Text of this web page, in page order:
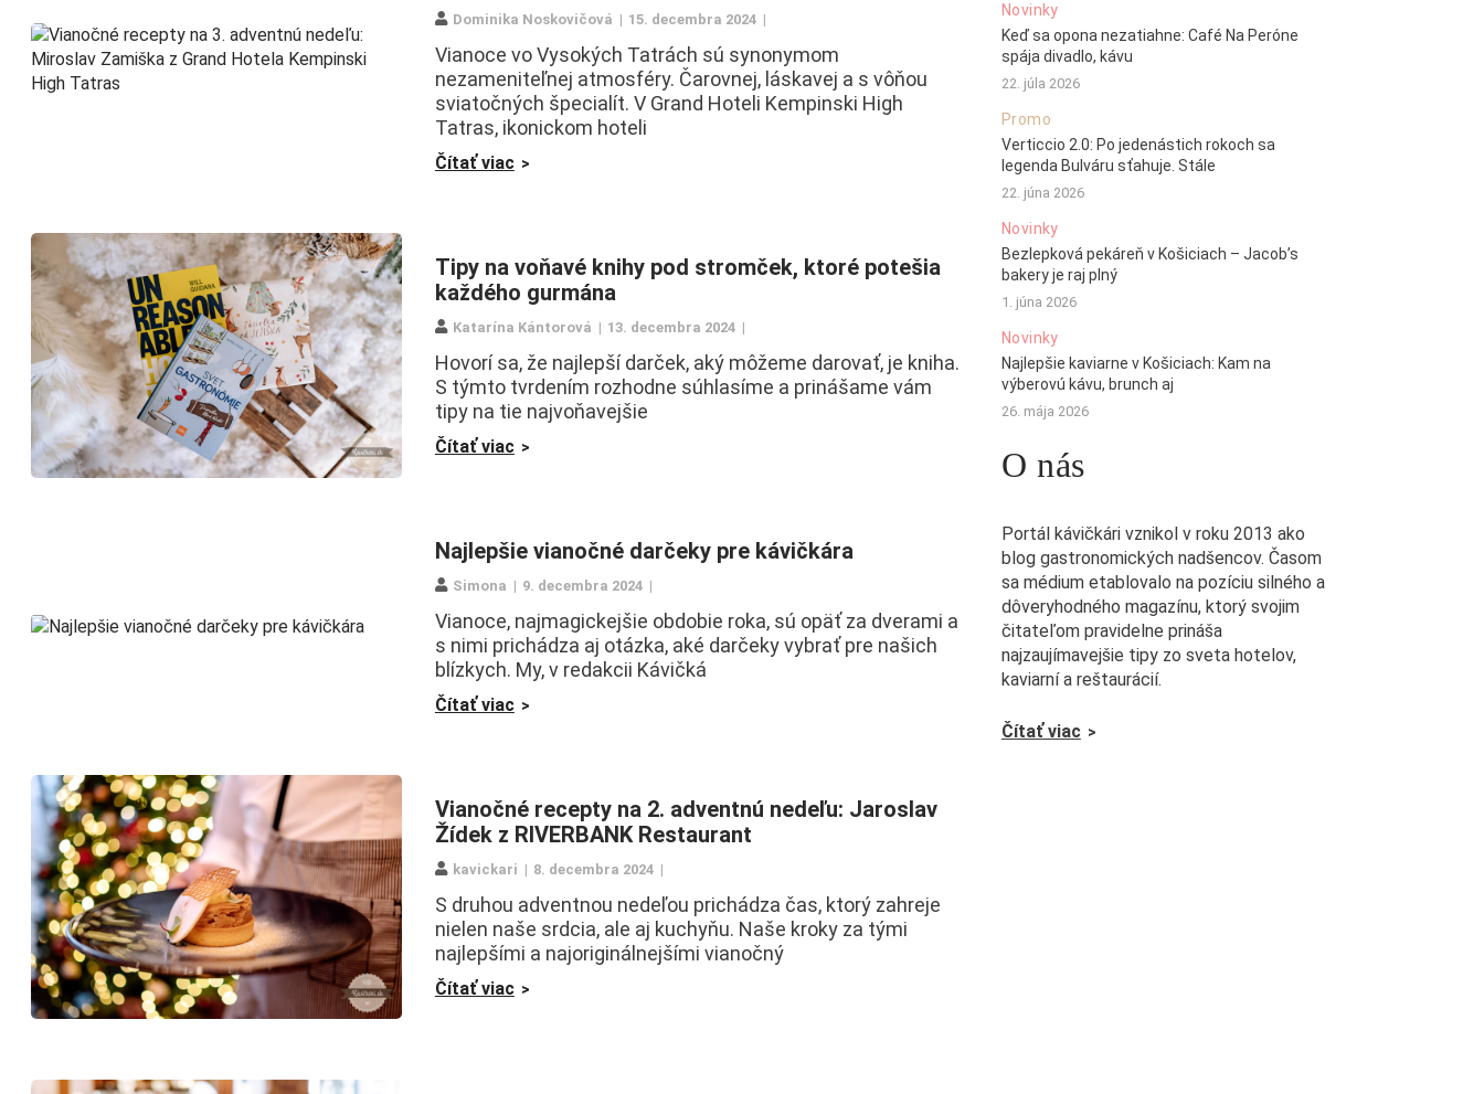
Dominika Noskovičová 15. decembra 2024
Vianoce vo Vysokých Tatrách sú synonymom
nezameniteľnej atmosféry. Čarovnej, láskavej a s vôňou
sviatočných špecialít. V Grand Hoteli Kempinski High
Tatras, ikonickom hoteli
Čítať viac
Tipy na voňavé knihy pod stromček, ktoré potešia
každého gurmána
Katarína Kántorová 13. decembra 2024
Hovorí sa, že najlepší darček, aký môžeme darovať, je kniha.
S týmto tvrdením rozhodne súhlasíme a prinášame vám
tipy na tie najvoňavejšie
Čítať viac
Najlepšie vianočné darčeky pre kávičkára
Simona 9. decembra 2024
Vianoce, najmagickejšie obdobie roka, sú opäť za dverami a
s nimi prichádza aj otázka, aké darčeky vybrať pre našich
blízkych. My, v redakcii Kávičká
Čítať viac
Vianočné recepty na 2. adventnú nedeľu: Jaroslav
Žídek z RIVERBANK Restaurant
kavickari 8. decembra 2024
S druhou adventnou nedeľou prichádza čas, ktorý zahreje
nielen naše srdcia, ale aj kuchyňu. Naše kroky za tými
najlepšími a najoriginálnejšími vianočný
Čítať viac
Novinky
Keď sa opona nezatiahne: Café Na Peróne
spája divadlo, kávu
22. júla 2026
Promo
Verticcio 2.0: Po jedenástich rokoch sa
legenda Bulváru sťahuje. Stále
22. júna 2026
Novinky
Bezlepková pekáreň v Košiciach – Jacob’s
bakery je raj plný
1. júna 2026
Novinky
Najlepšie kaviarne v Košiciach: Kam na
výberovú kávu, brunch aj
26. mája 2026
O nás
Portál kávičkári vznikol v roku 2013 ako
blog gastronomických nadšencov. Časom
sa médium etablovalo na pozíciu silného a
dôveryhodného magazínu, ktorý svojim
čitateľom pravidelne prináša
najzaujímavejšie tipy zo sveta hotelov,
kaviarní a reštaurácií.
Čítať viac